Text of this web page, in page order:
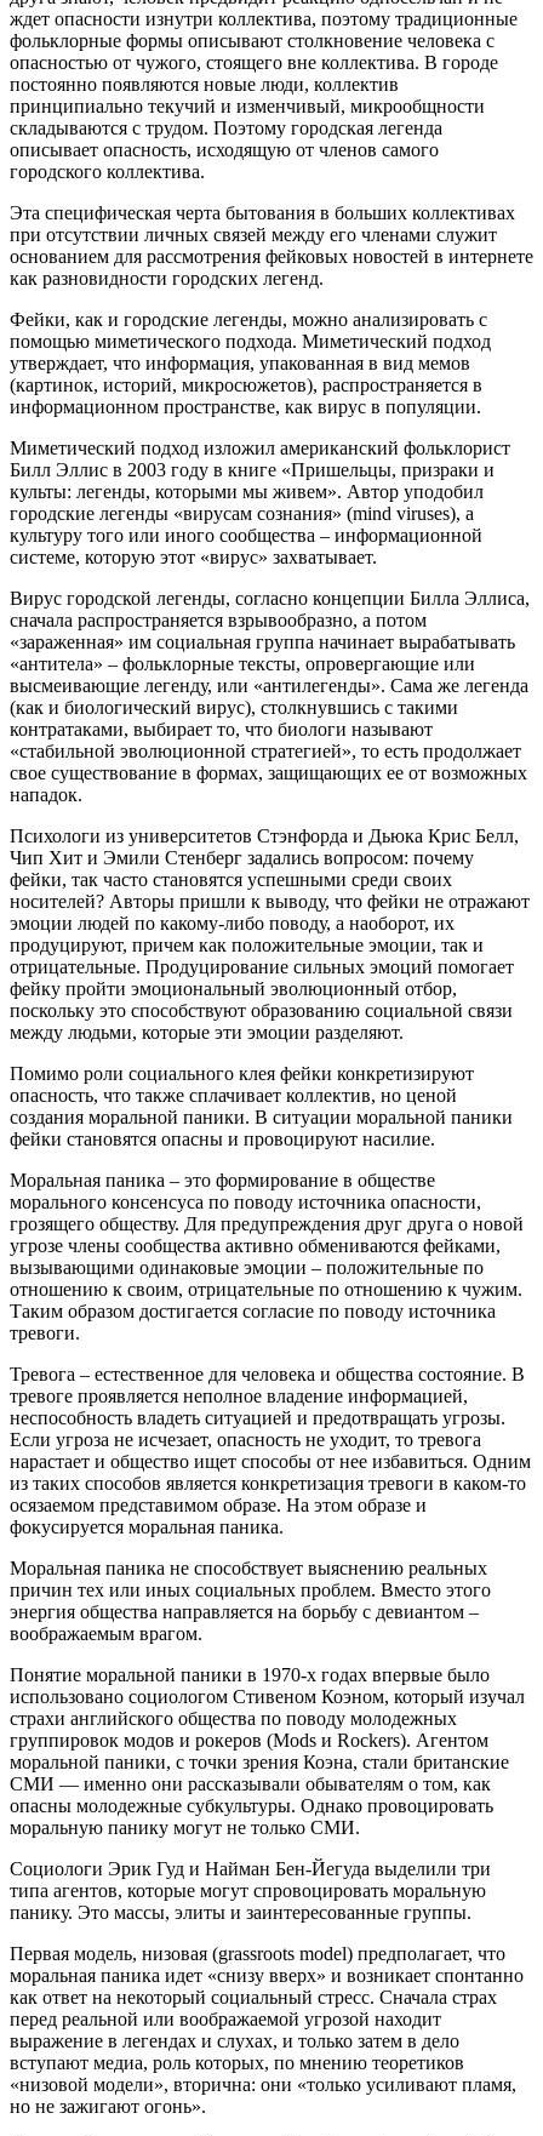
ждет опасности изнутри коллектива, поэтому традиционные
фольклорные формы описывают столкновение человека с
опасностью от чужого, стоящего вне коллектива. В городе
постоянно появляются новые люди, коллектив
принципиально текучий и изменчивый, микрообщности
складываются с трудом. Поэтому городская легенда
описывает опасность, исходящую от членов самого
городского коллектива.
Эта специфическая черта бытования в больших коллективах
при отсутствии личных связей между его членами служит
основанием для рассмотрения фейковых новостей в интернете
как разновидности городских легенд.
Фейки, как и городские легенды, можно анализировать с
помощью миметического подхода. Миметический подход
утверждает, что информация, упакованная в вид мемов
(картинок, историй, микросюжетов), распространяется в
информационном пространстве, как вирус в популяции.
Миметический подход изложил американский фольклорист
Билл Эллис в 2003 году в книге «Пришельцы, призраки и
культы: легенды, которыми мы живем». Автор уподобил
городские легенды «вирусам сознания» (mind viruses), а
культуру того или иного сообщества – информационной
системе, которую этот «вирус» захватывает.
Вирус городской легенды, согласно концепции Билла Эллиса,
сначала распространяется взрывообразно, а потом
«зараженная» им социальная группа начинает вырабатывать
«антитела» – фольклорные тексты, опровергающие или
высмеивающие легенду, или «антилегенды». Сама же легенда
(как и биологический вирус), столкнувшись с такими
контратаками, выбирает то, что биологи называют
«стабильной эволюционной стратегией», то есть продолжает
свое существование в формах, защищающих ее от возможных
нападок.
Психологи из университетов Стэнфорда и Дьюка Крис Белл,
Чип Хит и Эмили Стенберг задались вопросом: почему
фейки, так часто становятся успешными среди своих
носителей? Авторы пришли к выводу, что фейки не отражают
эмоции людей по какому-либо поводу, а наоборот, их
продуцируют, причем как положительные эмоции, так и
отрицательные. Продуцирование сильных эмоций помогает
фейку пройти эмоциональный эволюционный отбор,
поскольку это способствуют образованию социальной связи
между людьми, которые эти эмоции разделяют.
Помимо роли социального клея фейки конкретизируют
опасность, что также сплачивает коллектив, но ценой
создания моральной паники. В ситуации моральной паники
фейки становятся опасны и провоцируют насилие.
Моральная паника – это формирование в обществе
морального консенсуса по поводу источника опасности,
грозящего обществу. Для предупреждения друг друга о новой
угрозе члены сообщества активно обмениваются фейками,
вызывающими одинаковые эмоции – положительные по
отношению к своим, отрицательные по отношению к чужим.
Таким образом достигается согласие по поводу источника
тревоги.
Тревога – естественное для человека и общества состояние. В
тревоге проявляется неполное владение информацией,
неспособность владеть ситуацией и предотвращать угрозы.
Если угроза не исчезает, опасность не уходит, то тревога
нарастает и общество ищет способы от нее избавиться. Одним
из таких способов является конкретизация тревоги в каком-то
осязаемом представимом образе. На этом образе и
фокусируется моральная паника.
Моральная паника не способствует выяснению реальных
причин тех или иных социальных проблем. Вместо этого
энергия общества направляется на борьбу с девиантом –
воображаемым врагом.
Понятие моральной паники в 1970‐х годах впервые было
использовано социологом Стивеном Коэном, который изучал
страхи английского общества по поводу молодежных
группировок модов и рокеров (Mods и Rockers). Агентом
моральной паники, с точки зрения Коэна, стали британские
СМИ — именно они рассказывали обывателям о том, как
опасны молодежные субкультуры. Однако провоцировать
моральную панику могут не только СМИ.
Социологи Эрик Гуд и Найман Бен-Йегуда выделили три
типа агентов, которые могут спровоцировать моральную
панику. Это массы, элиты и заинтересованные группы.
Первая модель, низовая (grassroots model) предполагает, что
моральная паника идет «снизу вверх» и возникает спонтанно
как ответ на некоторый социальный стресс. Сначала страх
перед реальной или воображаемой угрозой находит
выражение в легендах и слухах, и только затем в дело
вступают медиа, роль которых, по мнению теоретиков
«низовой модели», вторична: они «только усиливают пламя,
но не зажигают огонь».